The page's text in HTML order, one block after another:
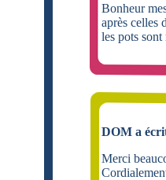
Bonheur
après celles
les pots
DOM a
Merci